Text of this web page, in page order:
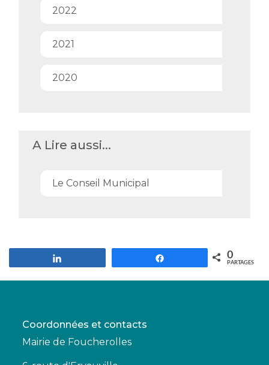
2022
2021
2020
A Lire aussi...
Le Conseil Municipal
0
PARTAGES
Coordonnées et contacts
Mairie de Foucherolles